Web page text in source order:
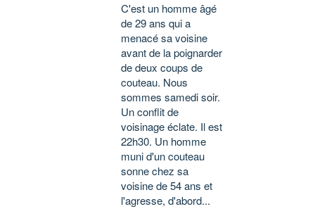
C'est un homme âgé
de 29 ans qui a
menacé sa voisine
avant de la poignarder
de deux coups de
couteau. Nous
sommes samedi soir.
Un conflit de
voisinage éclate. Il est
22h30. Un homme
muni d'un couteau
sonne chez sa
voisine de 54 ans et
l'agresse, d'abord...